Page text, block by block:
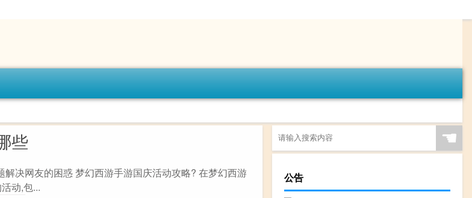
些
解决网友的困惑 梦幻西游手游国庆活动攻略? 在梦幻西游
动,包...
☚
公告